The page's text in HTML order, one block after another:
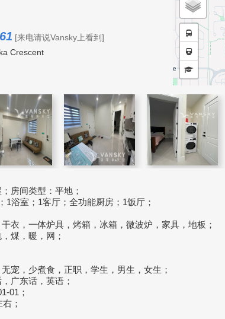
[来电请说Vansky上看到]
Crescent
房间类型：平地；
1浴室；1客厅；全功能厨房；1饭厅；
衣，一体炉具，烤箱，冰箱，微波炉，家具，地板；
煤，暖，网；
宠，少煮食，正职，学生，男生，女生；
广东话，英语；
01；
；